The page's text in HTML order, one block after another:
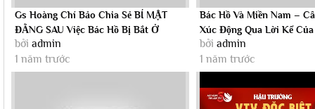
Gs Hoàng Chí Bảo Chia Sẻ BÍ MẬT
ĐẰNG SAU Việc Bác Hồ Bị Bắt Ở
Trung Quốc
bởi admin
1 năm trước
Bác Hồ Và Miền Nam –
Xúc Động Qua Lời Kể Của
Chí Bảo
bởi admin
1 năm trước